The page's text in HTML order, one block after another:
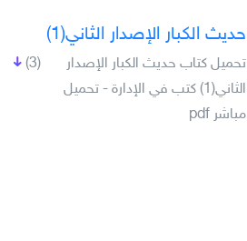
حديث الكبار الإصدار الثاني(1)
(3)
تحميل كتاب حديث الكبار الإصدار
الثاني(1) كتب في الإدارة - تحميل
مباشر pdf